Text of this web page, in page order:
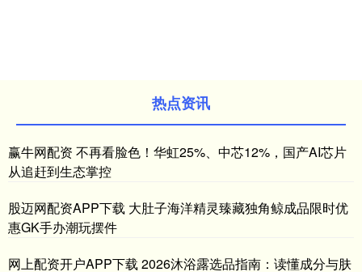
热点资讯
赢牛网配资 不再看脸色！华虹25%、中芯12%，国产AI芯片
从追赶到生态掌控
股迈网配资APP下载 大肚子海洋精灵臻藏独角鲸成品限时优
惠GK手办潮玩摆件
网上配资开户APP下载 2026沐浴露选品指南：读懂成分与肤